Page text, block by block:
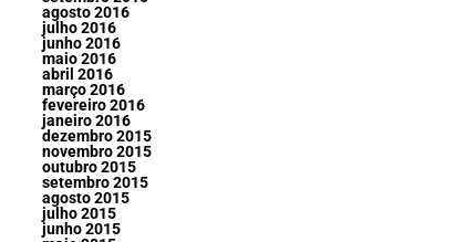
agosto 2016
julho 2016
junho 2016
maio 2016
abril 2016
março 2016
fevereiro 2016
janeiro 2016
dezembro 2015
novembro 2015
outubro 2015
setembro 2015
agosto 2015
julho 2015
junho 2015